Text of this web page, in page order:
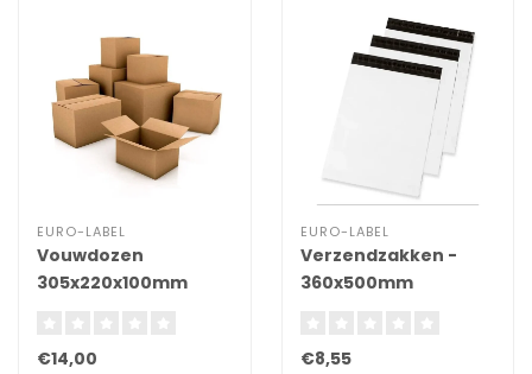
EURO-LABEL
Vouwdozen
305x220x100mm
€14,00
EURO-LABEL
Verzendzakken -
360x500mm
€8,55